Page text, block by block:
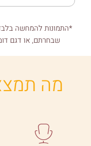
*התמונות להמחשה
שבחרתם, או דגם
מה